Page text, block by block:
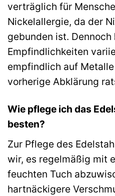
verträglich für
Nickelallergie, da der
gebunden ist.
Empfindlichkeiten
empfindlich auf
vorherige Abklärung
Wie pflege ich das
besten?
Zur Pflege des
wir, es regelmäßig mit
feuchten Tuch
hartnäckigere